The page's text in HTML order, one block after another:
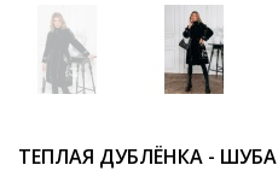
ТЕПЛАЯ ДУБЛЁНКА - ШУБА